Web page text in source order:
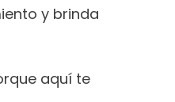
y brinda
aquí te